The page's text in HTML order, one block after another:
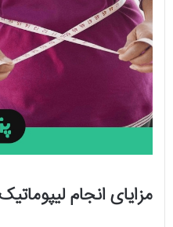
مزایای انجام